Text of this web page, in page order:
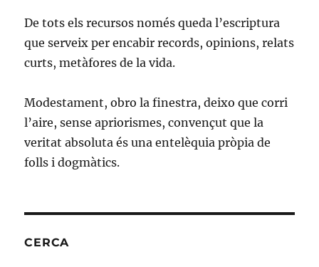
De tots els recursos només queda l’escriptura
que serveix per encabir records, opinions, relats
curts, metàfores de la vida.
Modestament, obro la finestra, deixo que corri
l’aire, sense apriorismes, convençut que la
veritat absoluta és una entelèquia pròpia de
folls i dogmàtics.
CERCA